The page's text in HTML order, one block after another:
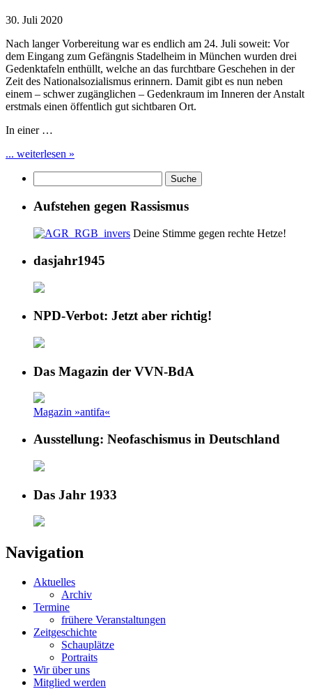
30. Juli 2020
Nach langer Vorbereitung war es endlich am 24. Juli soweit: Vor
dem Eingang zum Gefängnis Stadelheim in München wurden drei
Gedenktafeln enthüllt, welche an das furchtbare Geschehen in der
Zeit des Nationalsozialismus erinnern. Damit gibt es nun neben
einem – schwer zugänglichen – Gedenkraum im Inneren der Anstalt
erstmals einen öffentlich gut sichtbaren Ort.
In einer …
... weiterlesen »
Aufstehen gegen Rassismus
Deine Stimme gegen rechte Hetze!
dasjahr1945
NPD-Verbot: Jetzt aber richtig!
Das Magazin der VVN-BdA
Magazin »antifa«
Ausstellung: Neofaschismus in Deutschland
Das Jahr 1933
Navigation
Aktuelles
Archiv
Termine
frühere Veranstaltungen
Zeitgeschichte
Schauplätze
Portraits
Wir über uns
Mitglied werden